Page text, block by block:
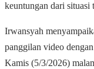
keuntungan dari situasi
Irwansyah
panggilan video
Kamis (5/3/2026)